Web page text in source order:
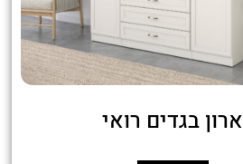
ארון בגדים רואי